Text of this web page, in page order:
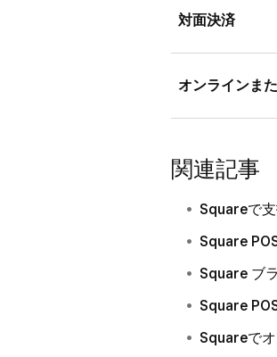
取引を完
対面決済
お客さまが対
て、ICカ
Squareの
レット決
オンラインま
信して、次の
決済リンク
ようにオ
キャンし
Square 請
関連記事
Squareで
Square
Square ブ
Square
Squareで